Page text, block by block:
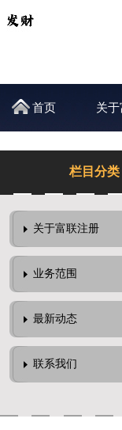
首页 关
栏目分类
关于富联注册
业务范围
最新动态
联系我们